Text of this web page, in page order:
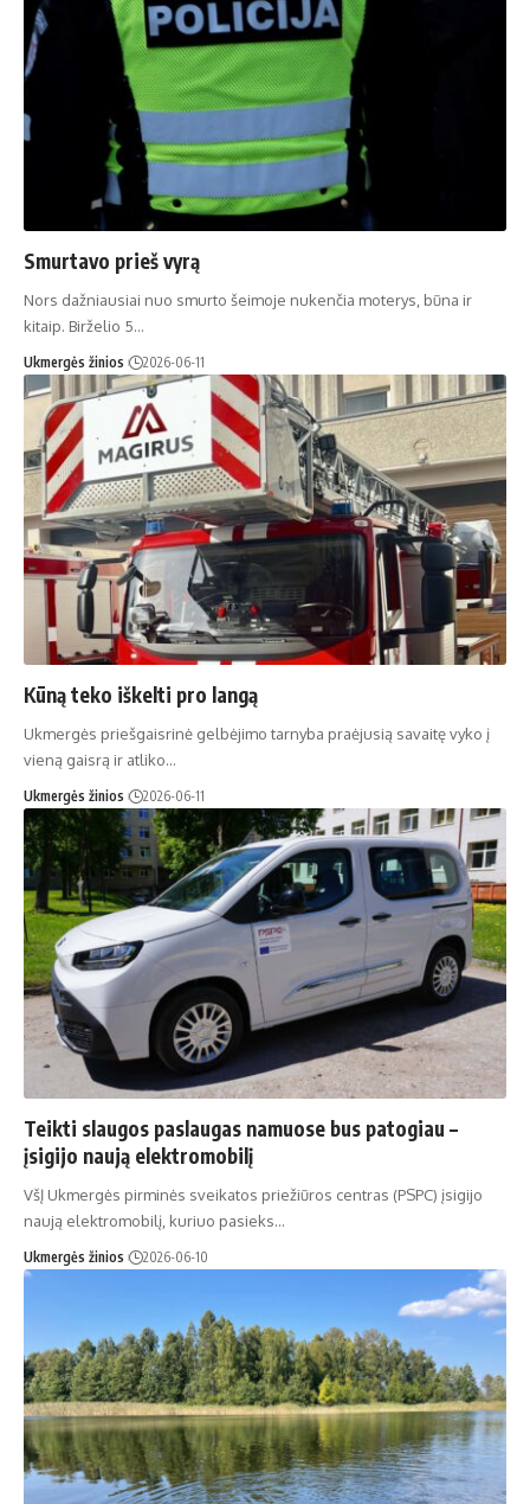
Smurtavo prieš vyrą
Nors dažniausiai nuo smurto šeimoje nukenčia moterys, būna ir
kitaip. Birželio 5…
Ukmergės žinios 2026-06-11
Kūną teko iškelti pro langą
Ukmergės priešgaisrinė gelbėjimo tarnyba praėjusią savaitę vyko į
vieną gaisrą ir atliko…
Ukmergės žinios 2026-06-11
Teikti slaugos paslaugas namuose bus patogiau –
įsigijo naują elektromobilį
VšĮ Ukmergės pirminės sveikatos priežiūros centras (PSPC) įsigijo
naują elektromobilį, kuriuo pasieks…
Ukmergės žinios 2026-06-10